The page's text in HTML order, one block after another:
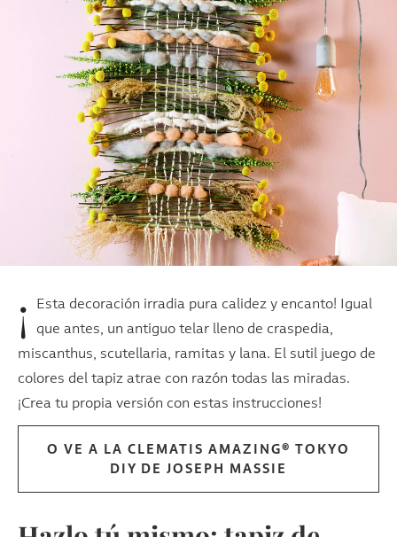
¡
Esta decoración irradia pura calidez y encanto! Igual
que antes, un antiguo telar lleno de craspedia,
miscanthus, scutellaria, ramitas y lana. El sutil juego de
colores del tapiz atrae con razón todas las miradas.
¡Crea tu propia versión con estas instrucciones!
O VE A LA CLEMATIS AMAZING® TOKYO
DIY DE JOSEPH MASSIE